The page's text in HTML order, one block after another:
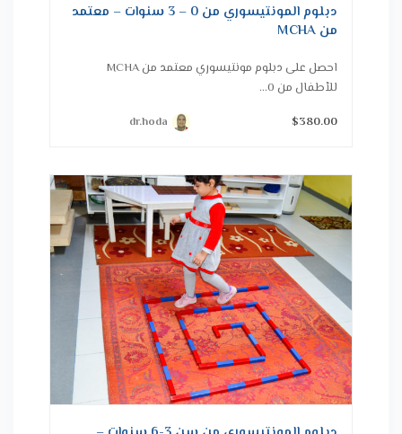
دبلوم المونتيسوري من 0 – 3 سنوات – معتمد
من MCHA
احصل على دبلوم مونتيسوري معتمد من MCHA
للأطفال من 0...
$380.00
dr.hoda